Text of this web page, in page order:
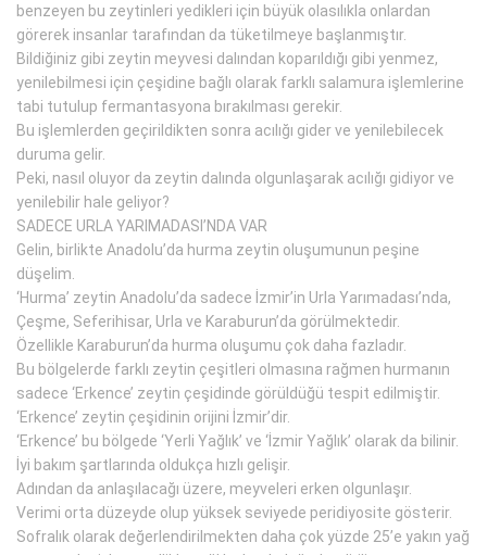
benzeyen bu zeytinleri yedikleri için büyük olasılıkla onlardan
görerek insanlar tarafından da tüketilmeye başlanmıştır.
Bildiğiniz gibi zeytin meyvesi dalından koparıldığı gibi yenmez,
yenilebilmesi için çeşidine bağlı olarak farklı salamura işlemlerine
tabi tutulup fermantasyona bırakılması gerekir.
Bu işlemlerden geçirildikten sonra acılığı gider ve yenilebilecek
duruma gelir.
Peki, nasıl oluyor da zeytin dalında olgunlaşarak acılığı gidiyor ve
yenilebilir hale geliyor?
SADECE URLA YARIMADASI’NDA VAR
Gelin, birlikte Anadolu’da hurma zeytin oluşumunun peşine
düşelim.
‘Hurma’ zeytin Anadolu’da sadece İzmir’in Urla Yarımadası’nda,
Çeşme, Seferihisar, Urla ve Karaburun’da görülmektedir.
Özellikle Karaburun’da hurma oluşumu çok daha fazladır.
Bu bölgelerde farklı zeytin çeşitleri olmasına rağmen hurmanın
sadece ‘Erkence’ zeytin çeşidinde görüldüğü tespit edilmiştir.
‘Erkence’ zeytin çeşidinin orijini İzmir’dir.
‘Erkence’ bu bölgede ‘Yerli Yağlık’ ve ‘İzmir Yağlık’ olarak da bilinir.
İyi bakım şartlarında oldukça hızlı gelişir.
Adından da anlaşılacağı üzere, meyveleri erken olgunlaşır.
Verimi orta düzeyde olup yüksek seviyede peridiyosite gösterir.
Sofralık olarak değerlendirilmekten daha çok yüzde 25’e yakın yağ